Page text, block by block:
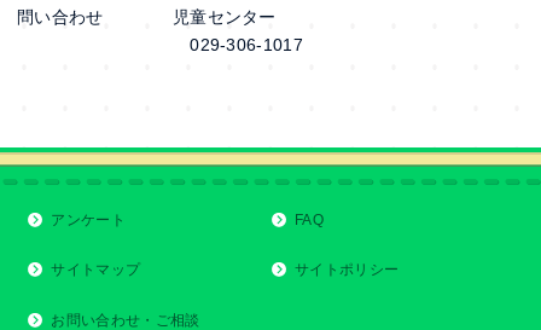
問い合わせ 児童センター
029-306-1017
アンケート FAQ
サイトマップ サイトポリシー
お問い合わせ・ご相談